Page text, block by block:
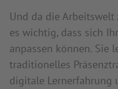
Und da die
es wichtig, dass sich
anpassen können. Sie
traditionelles
digitale Lernerfahrung